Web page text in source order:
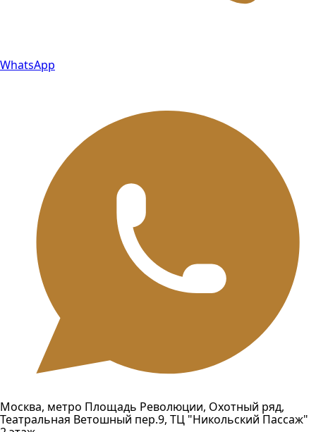
WhatsApp
Москва, метро Площадь Революции, Охотный ряд,
Театральная Ветошный пер.9, ТЦ "Никольский Пассаж"